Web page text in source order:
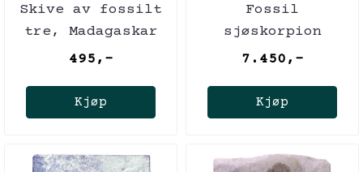
Skive av fossilt
tre, Madagaskar
(10,3 cm), ca.
495,-
Kjøp
Fossil
sjøskorpion
(Eurypterus
7.450,-
Kjøp